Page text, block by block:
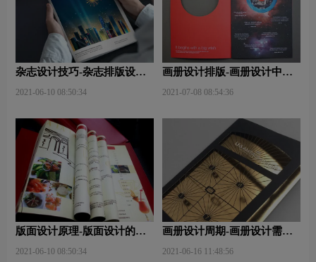
杂志设计技巧-杂志排版设计
2021-06-10 08:50:34
画册设计排版-画册设计中图
2021-07-08 08:54:36
版面设计原理-版面设计的原
2021-06-10 08:50:34
画册设计周期-画册设计需要
2021-06-16 11:48:56